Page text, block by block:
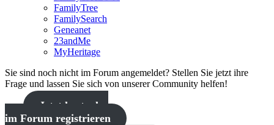
FamilyTree
FamilySearch
Geneanet
23andMe
MyHeritage
Sie sind noch nicht im Forum angemeldet? Stellen Sie jetzt ihre
Frage und lassen Sie sich von unserer Community helfen!
Jetzt kostenlos
im Forum registrieren